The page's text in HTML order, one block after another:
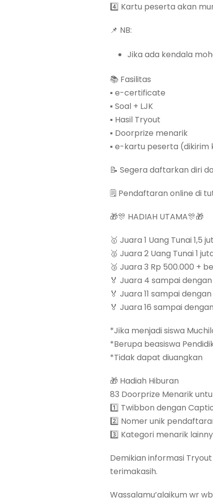
4️⃣ Kartu peserta akan
📌 NB:
Jika ada kendala
📚 Fasilitas
▪️ e-certificate
▪️ Soal + LJK
▪️ Hasil Tryout
▪️ Doorprize menarik
▪️ e-kartu peserta (dikirim
📝 Segera daftarkan diri
🗒️ Pendaftaran online di
🎁🎊 HADIAH UTAMA🎊🎁
🥇 Juara 1 Uang Tunai
🥈 Juara 2 Uang Tunai 1
🥉 Juara 3 Rp 500.000 +
🏅 Juara 4 sampai
🏅 Juara 11 sampai
🏅 Juara 16 sampai
*Jika menjadi siswa
*Berupa beasiswa
*Tidak dapat diuangkan
🎁 Hadiah Hiburan
83 Doorprize Menarik
1️⃣ Twibbon dengan
2️⃣ Nomer unik
3️⃣ Kategori menarik
Demikian informasi
terimakasih.
Wassalamu’alaikum wr wb